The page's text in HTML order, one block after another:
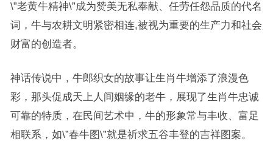
\”老黄牛精神\”成为赞美无私奉献、任劳任怨品质的代名
词，牛与农耕文明紧密相连,被视为重要的生产力和社会
财富的创造者。
神话传说中，牛郎织女的故事让生肖牛增添了浪漫色
彩，那头促成天上人间姻缘的老牛，展现了生肖牛忠诚
可靠的特质，在民间艺术中，牛的形象常与丰收、富足
相联系，如\”春牛图\”就是祈求五谷丰登的吉祥图案。